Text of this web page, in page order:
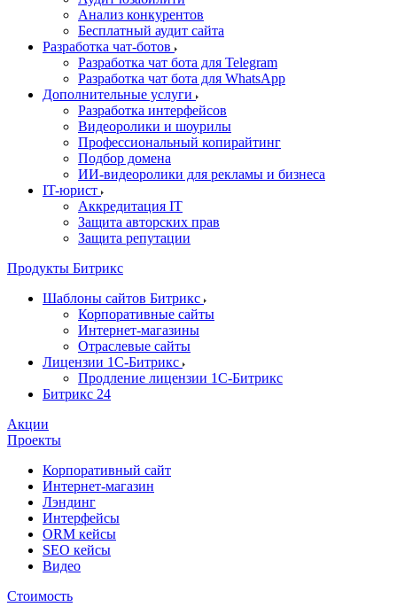
Анализ конкурентов
Бесплатный аудит сайта
Разработка чат-ботов
Разработка чат бота для Telegram
Разработка чат бота для WhatsApp
Дополнительные услуги
Разработка интерфейсов
Видеоролики и шоурилы
Профессиональный копирайтинг
Подбор домена
ИИ-видеоролики для рекламы и бизнеса
IT-юрист
Аккредитация IT
Защита авторских прав
Защита репутации
Продукты Битрикс
Шаблоны сайтов Битрикс
Корпоративные сайты
Интернет-магазины
Отраслевые сайты
Лицензии 1С-Битрикс
Продление лицензии 1С-Битрикс
Битрикс 24
Акции
Проекты
Корпоративный сайт
Интернет-магазин
Лэндинг
Интерфейсы
ORM кейсы
SEO кейсы
Видео
Стоимость